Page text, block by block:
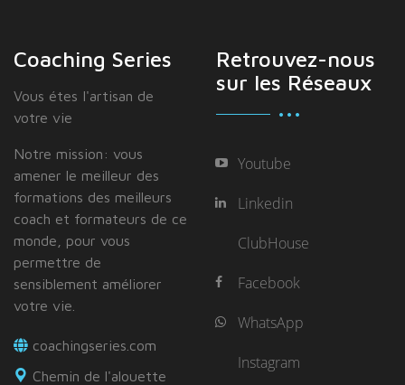
Coaching Series
Vous étes I'artisan de
votre vie
Notre mission: vous
amener le meilleur des
formations des meilleurs
coach et formateurs de ce
monde, pour vous
permettre de
sensiblement améliorer
votre vie.
coachingseries.com
Chemin de l'alouette
Retrouvez-nous
sur les Réseaux
Youtube
Linkedin
ClubHouse
Facebook
WhatsApp
Instagram